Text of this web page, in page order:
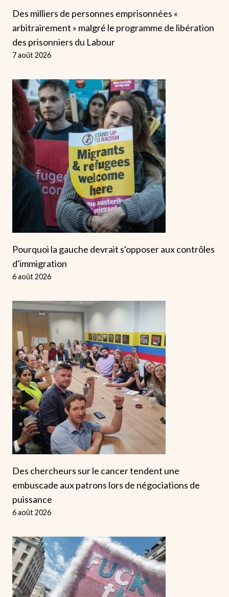
Des milliers de personnes emprisonnées «
arbitrairement » malgré le programme de libération
des prisonniers du Labour
7 août 2026
Pourquoi la gauche devrait s'opposer aux contrôles
d'immigration
6 août 2026
Des chercheurs sur le cancer tendent une
embuscade aux patrons lors de négociations de
puissance
6 août 2026